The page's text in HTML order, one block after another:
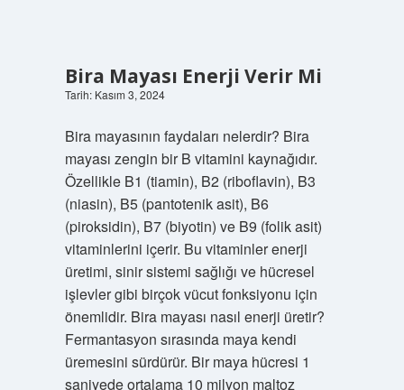
Bira Mayası Enerji Verir Mi
Tarih: Kasım 3, 2024
Bira mayasının faydaları nelerdir? Bira
mayası zengin bir B vitamini kaynağıdır.
Özellikle B1 (tiamin), B2 (riboflavin), B3
(niasin), B5 (pantotenik asit), B6 ​​​​
(piroksidin), B7 (biyotin) ve B9 (folik asit)
vitaminlerini içerir. Bu vitaminler enerji
üretimi, sinir sistemi sağlığı ve hücresel
işlevler gibi birçok vücut fonksiyonu için
önemlidir. Bira mayası nasıl enerji üretir?
Fermantasyon sırasında maya kendi
üremesini sürdürür. Bir maya hücresi 1
saniyede ortalama 10 milyon maltoz